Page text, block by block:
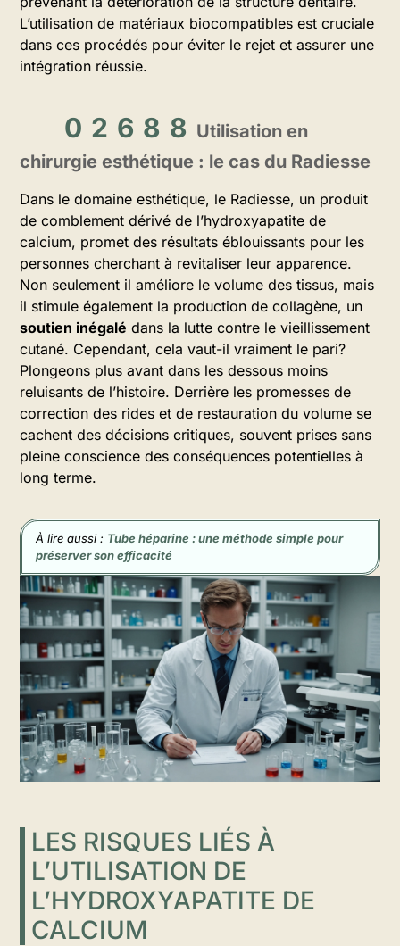
L’utilisation de matériaux biocompatibles est cruciale
dans ces procédés pour éviter le rejet et assurer une
intégration réussie.
Utilisation en
chirurgie esthétique : le cas du Radiesse
Dans le domaine esthétique, le Radiesse, un produit
de comblement dérivé de l’hydroxyapatite de
calcium, promet des résultats éblouissants pour les
personnes cherchant à revitaliser leur apparence.
Non seulement il améliore le volume des tissus, mais
il stimule également la production de collagène, un
soutien inégalé dans la lutte contre le vieillissement
cutané. Cependant, cela vaut-il vraiment le pari?
Plongeons plus avant dans les dessous moins
reluisants de l’histoire. Derrière les promesses de
correction des rides et de restauration du volume se
cachent des décisions critiques, souvent prises sans
pleine conscience des conséquences potentielles à
long terme.
À lire aussi : Tube héparine : une méthode simple pour
préserver son efficacité
LES RISQUES LIÉS À
L’UTILISATION DE
L’HYDROXYAPATITE DE
CALCIUM